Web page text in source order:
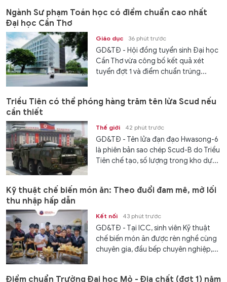
Ngành Sư phạm Toán học có điểm chuẩn cao nhất
Đại học Cần Thơ
Giáo dục 36 phút trước
GD&TĐ - Hội đồng tuyển sinh Đại học
Cần Thơ vừa công bố kết quả xét
tuyển đợt 1 và điểm chuẩn trúng...
Triều Tiên có thể phóng hàng trăm tên lửa Scud nếu
cần thiết
Thế giới 42 phút trước
GD&TĐ - Tên lửa đạn đạo Hwasong-6
là phiên bản sao chép Scud-B do Triều
Tiên chế tạo, số lượng trong kho dự...
Kỹ thuật chế biến món ăn: Theo đuổi đam mê, mở lối
thu nhập hấp dẫn
Kết nối 43 phút trước
GD&TĐ - Tại ICC, sinh viên Kỹ thuật
chế biến món ăn được rèn nghề cùng
chuyên gia, đầu bếp chuyên nghiệp,...
Điểm chuẩn Trường Đại học Mỏ - Địa chất (đợt 1) năm